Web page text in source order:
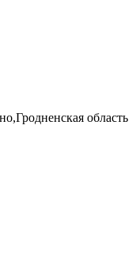
область